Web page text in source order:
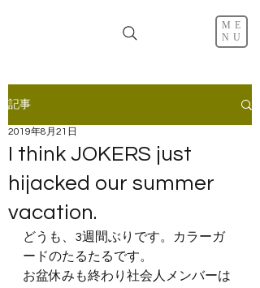
ME
NU
記事
I think JOKERS just
hijacked our summer
vacation.
2019年8月21日
どうも、3週間ぶりです。カラーガ
ードのたるたるです。
お盆休みも終わり社会人メンバーは